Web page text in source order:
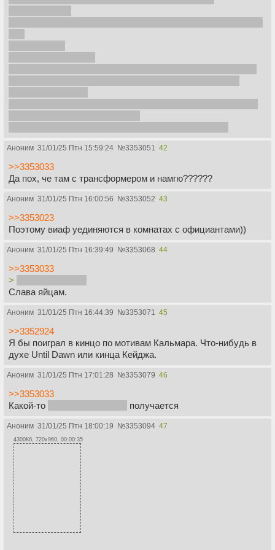
Аноним 31/01/25 Птн 15:59:24 №3353051 42
>>3353033
Да пох, че там с трансформером и намгю??????
Аноним 31/01/25 Птн 16:00:56 №3353052 43
>>3353023
Поэтому виаф уединяются в комнатах с официантами))
Аноним 31/01/25 Птн 16:39:49 №3353068 44
>>3353033
>
Слава яйцам.
Аноним 31/01/25 Птн 16:44:39 №3353071 45
>>3352924
Я бы поиграл в кинцо по мотивам Кальмара. Что-нибудь в
духе Until Dawn или кинца Кейджа.
Аноним 31/01/25 Птн 17:01:28 №3353079 46
>>3353033
Какой-то
получается
Аноним 31/01/25 Птн 18:00:19 №3353094 47
4300Кб, 720x960, 00:00:35